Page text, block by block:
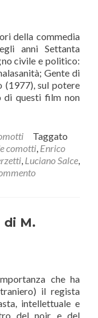
della commedia
anni Settanta
civile e politico:
Gente di
(1977), sul potere
di questi film non
Taggato
comotti, Enrico
, Luciano Salce,
di M.
che ha
il regista
intellettuale e
del noir e del